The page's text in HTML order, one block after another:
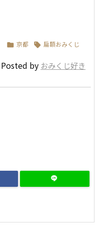
 京都  扁額おみくじ
Posted by おみくじ好き